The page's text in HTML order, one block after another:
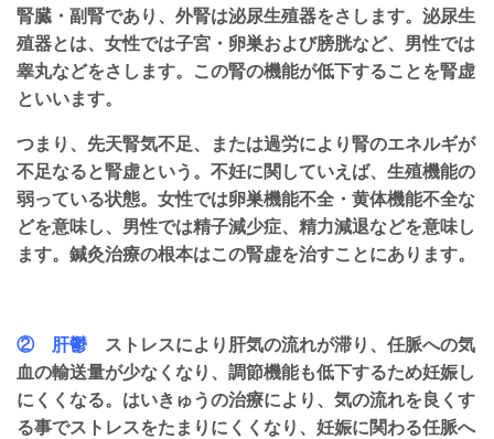
腎臓・副腎であり、外腎は泌尿生殖器をさします。泌尿生
殖器とは、女性では子宮・卵巣および膀胱など、男性では
睾丸などをさします。この腎の機能が低下することを腎虚
といいます。
つまり、先天腎気不足、または過労により腎のエネルギが
不足なると腎虚という。不妊に関していえば、生殖機能の
弱っている状態。女性では卵巣機能不全・黄体機能不全な
どを意味し、男性では精子減少症、精力減退などを意味し
ます。鍼灸治療の根本はこの腎虚を治すことにあります。
② 肝鬱
ストレスにより肝気の流れが滞り、任脈への気
血の輸送量が少なくなり、調節機能も低下するため妊娠し
にくくなる。はいきゅうの治療により、気の流れを良くす
る事でストレスをたまりにくくなり、妊娠に関わる任脈へ